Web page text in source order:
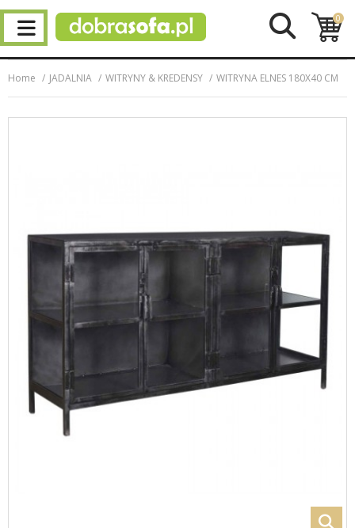
0
Home JADALNIA WITRYNY & KREDENSY WITRYNA ELNES 180X40 CM